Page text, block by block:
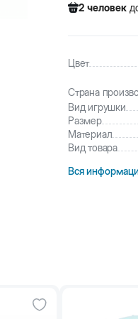
2 человек
2
Цвет
Страна
Вид игрушки
Размер
Материал
Вид товара
Вся